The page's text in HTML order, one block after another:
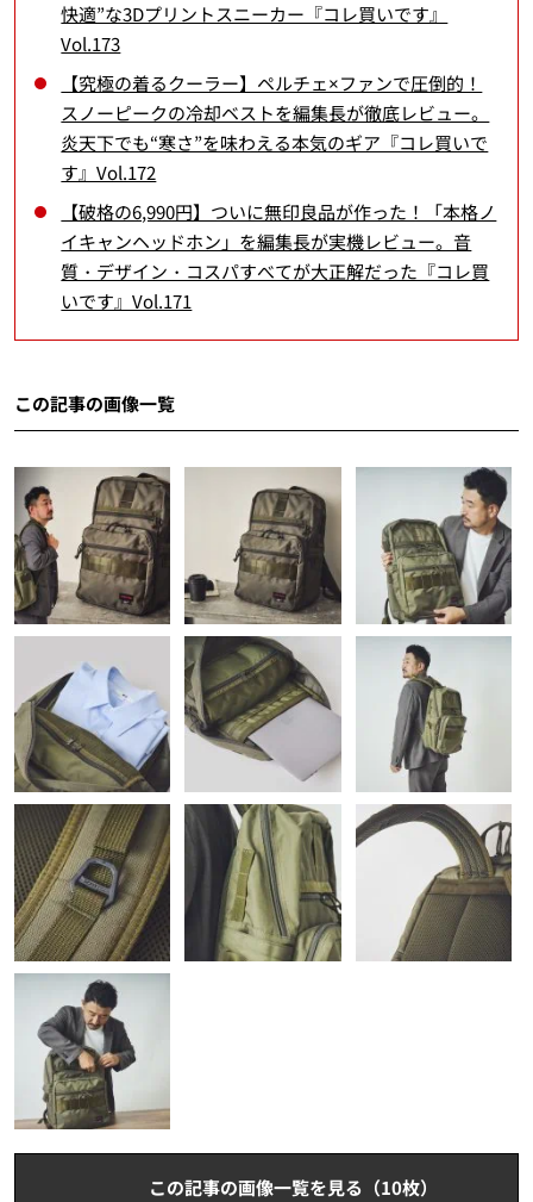
快適”な3Dプリントスニーカー『コレ買いです』
Vol.173
【究極の着るクーラー】ペルチェ×ファンで圧倒的！
スノーピークの冷却ベストを編集長が徹底レビュー。
炎天下でも“寒さ”を味わえる本気のギア『コレ買いで
す』Vol.172
【破格の6,990円】ついに無印良品が作った！「本格ノ
イキャンヘッドホン」を編集長が実機レビュー。音
質・デザイン・コスパすべてが大正解だった『コレ買
いです』Vol.171
この記事の画像一覧
この記事の画像一覧を見る（10枚）